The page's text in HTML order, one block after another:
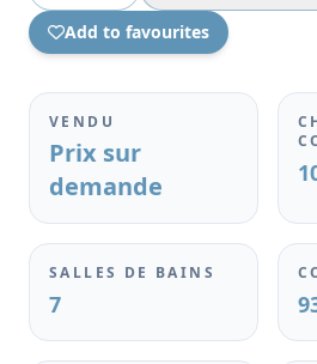
Add to favourites
VENDU
Prix sur
demande
SALLES DE BAINS
7